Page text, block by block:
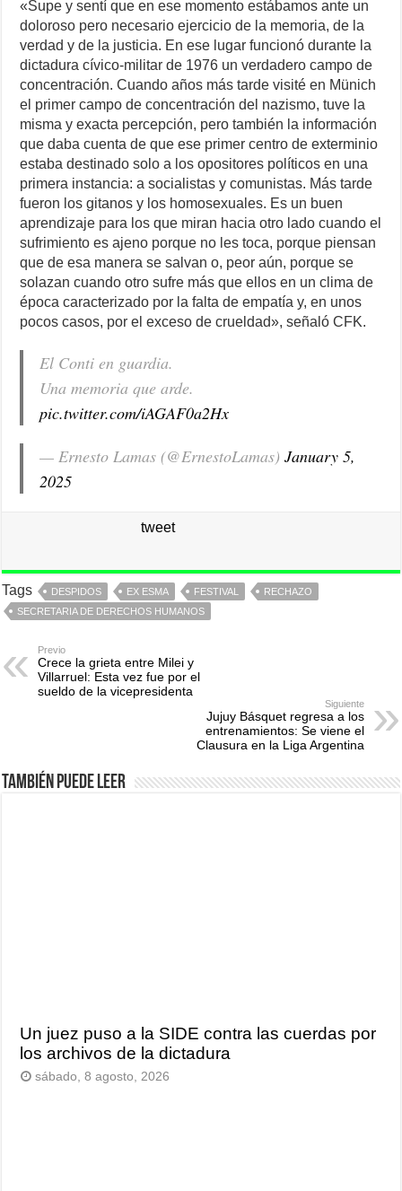
«Supe y sentí que en ese momento estábamos ante un
doloroso pero necesario ejercicio de la memoria, de la
verdad y de la justicia. En ese lugar funcionó durante la
dictadura cívico-militar de 1976 un verdadero campo de
concentración. Cuando años más tarde visité en Münich
el primer campo de concentración del nazismo, tuve la
misma y exacta percepción, pero también la información
que daba cuenta de que ese primer centro de exterminio
estaba destinado solo a los opositores políticos en una
primera instancia: a socialistas y comunistas. Más tarde
fueron los gitanos y los homosexuales. Es un buen
aprendizaje para los que miran hacia otro lado cuando el
sufrimiento es ajeno porque no les toca, porque piensan
que de esa manera se salvan o, peor aún, porque se
solazan cuando otro sufre más que ellos en un clima de
época caracterizado por la falta de empatía y, en unos
pocos casos, por el exceso de crueldad», señaló CFK.
El Conti en guardia.
Una memoria que arde.
pic.twitter.com/iAGAF0a2Hx
— Ernesto Lamas (@ErnestoLamas)January 5,
2025
tweet
Tags DESPIDOS EX ESMA FESTIVAL
RECHAZO
SECRETARIA DE DERECHOS HUMANOS
Previo
Crece la grieta entre Milei y
Villarruel: Esta vez fue por el
sueldo de la vicepresidenta
Siguiente
Jujuy Básquet regresa a los
entrenamientos: Se viene el
Clausura en la Liga Argentina
También puede leer
Un juez puso a la SIDE contra las cuerdas por
los archivos de la dictadura
sábado, 8 agosto, 2026